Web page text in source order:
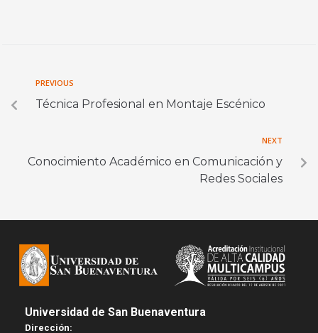
PREVIOUS
Técnica Profesional en Montaje Escénico
NEXT
Conocimiento Académico en Comunicación y
Redes Sociales
Universidad de San Buenaventura
Dirección: